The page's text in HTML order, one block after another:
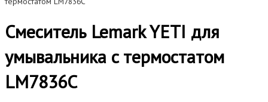
Смеситель Lemark YETI для
умывальника c термостатом
LM7836C